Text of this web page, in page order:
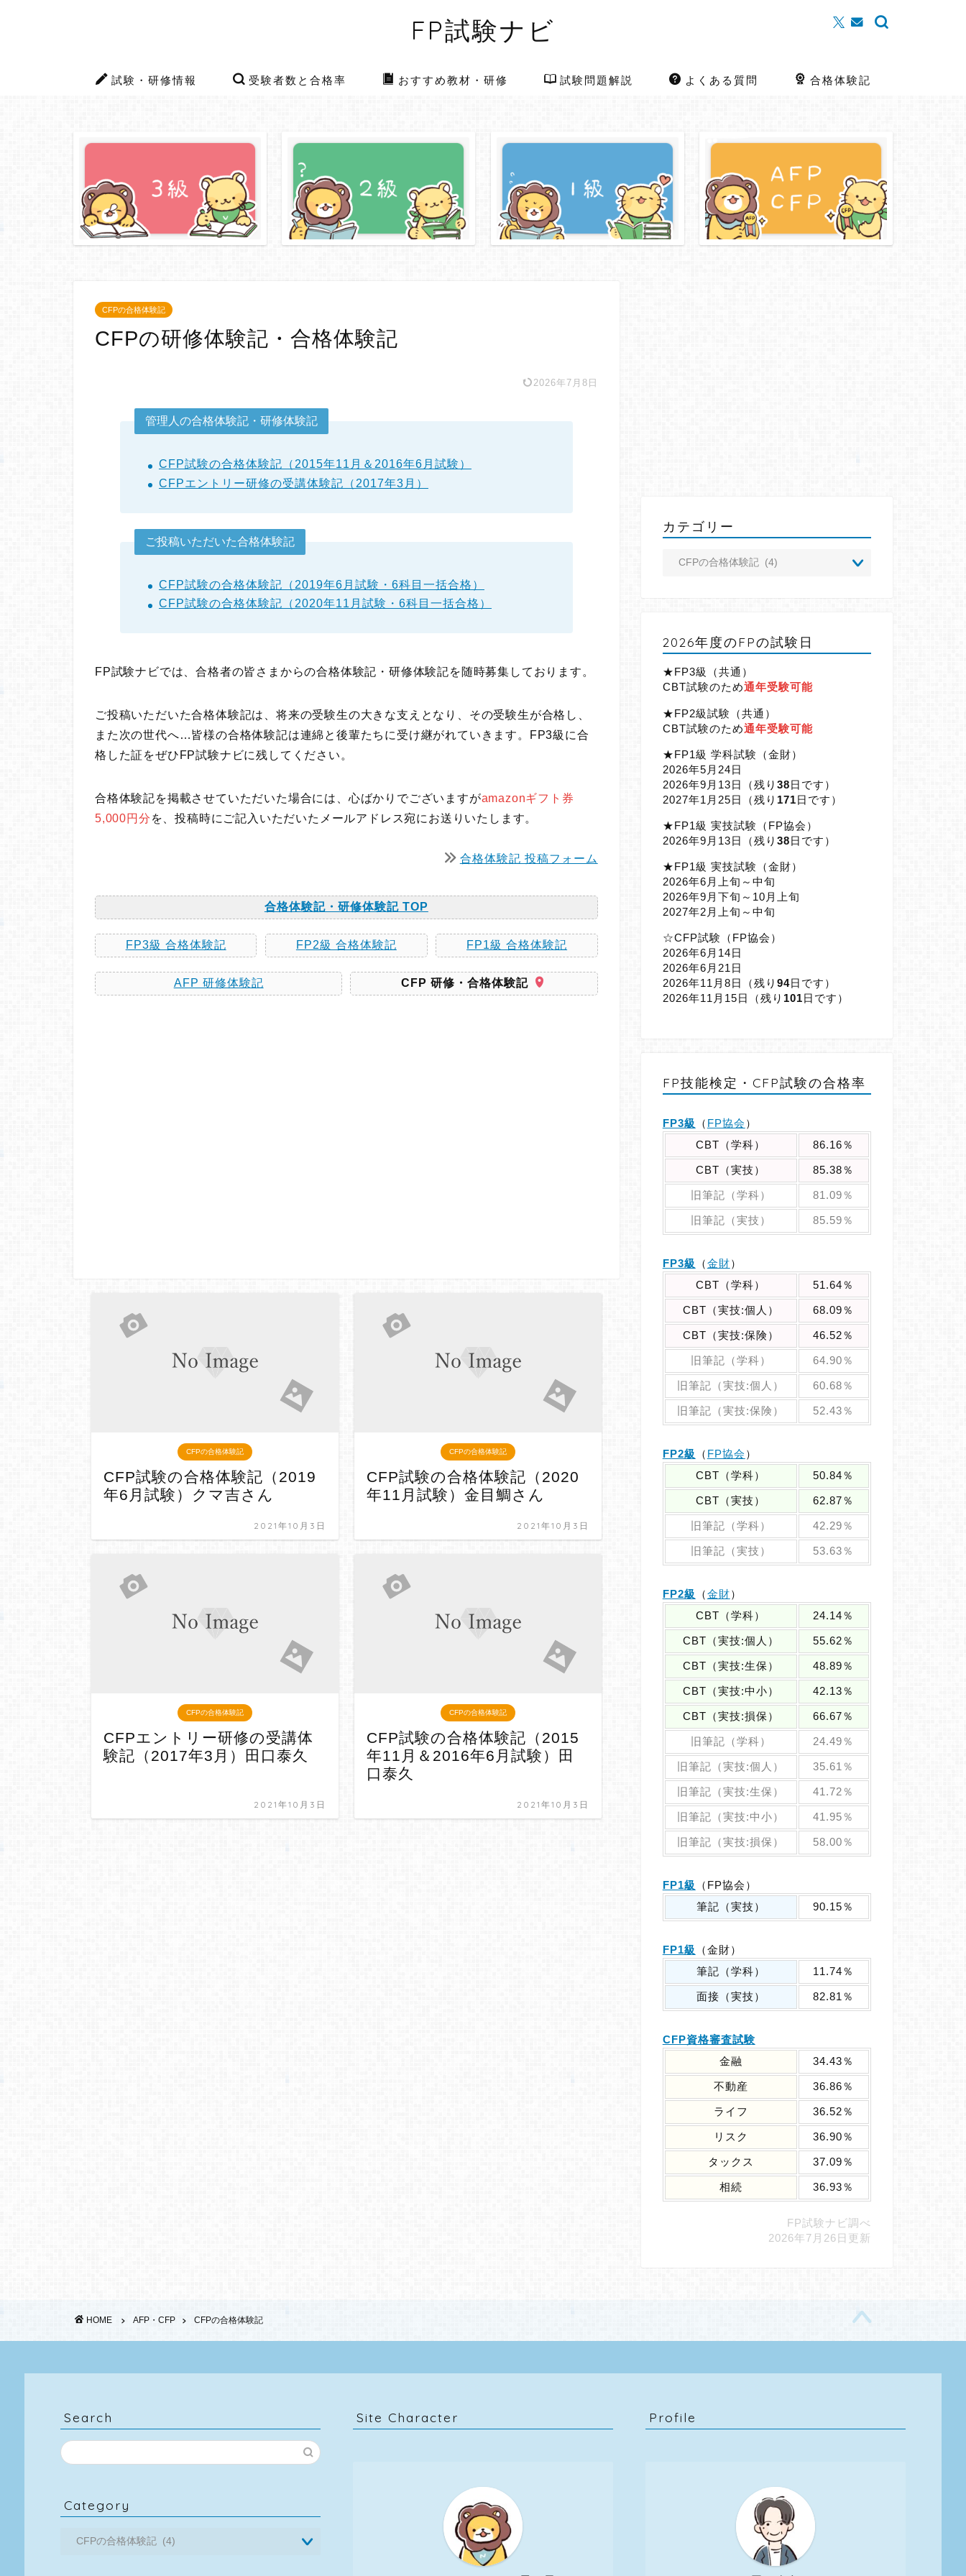
FP試験ナビ
試験・研修情報 受験者数と合格率 おすすめ教材・研修 試験問題解説 よくある質問 合格体験記
CFPの合格体験記
CFPの研修体験記・合格体験記
2026年7月8日
管理人の合格体験記・研修体験記
CFP試験の合格体験記（2015年11月＆2016年6月試験）
CFPエントリー研修の受講体験記（2017年3月）
ご投稿いただいた合格体験記
CFP試験の合格体験記（2019年6月試験・6科目一括合格）
CFP試験の合格体験記（2020年11月試験・6科目一括合格）
FP試験ナビでは、合格者の皆さまからの合格体験記・研修体験記を随時募集しております。
ご投稿いただいた合格体験記は、将来の受験生の大きな支えとなり、その受験生が合格し、
また次の世代へ…皆様の合格体験記は連綿と後輩たちに受け継がれていきます。FP3級に合
格した証をぜひFP試験ナビに残してください。
合格体験記を掲載させていただいた場合には、心ばかりでございますがamazonギフト券
5,000円分 を、投稿時にご記入いただいたメールアドレス宛にお送りいたします。
合格体験記 投稿フォーム
合格体験記・研修体験記 TOP
FP3級 合格体験記 FP2級 合格体験記 FP1級 合格体験記
AFP 研修体験記 CFP 研修・合格体験記
CFPの合格体験記
CFP試験の合格体験記（2019
年6月試験）クマ吉さん
2021年10月3日
CFPの合格体験記
CFP試験の合格体験記（2020
年11月試験）金目鯛さん
2021年10月3日
CFPの合格体験記
CFPエントリー研修の受講体
験記（2017年3月）田口泰久
2021年10月3日
CFPの合格体験記
CFP試験の合格体験記（2015
年11月＆2016年6月試験）田
口泰久
2021年10月3日
カテゴリー
2026年度のFPの試験日
★FP3級（共通）
CBT試験のため通年受験可能
★FP2級試験（共通）
CBT試験のため通年受験可能
★FP1級 学科試験（金財）
2026年5月24日
2026年9月13日（残り 38日です）
2027年1月25日（残り 171日です）
★FP1級 実技試験（FP協会）
2026年9月13日（残り 38日です）
★FP1級 実技試験（金財）
2026年6月上旬～中旬
2026年9月下旬～10月上旬
2027年2月上旬～中旬
☆CFP試験（FP協会）
2026年6月14日
2026年6月21日
2026年11月8日（残り 94日です）
2026年11月15日（残り 101日です）
FP技能検定・CFP試験の合格率
FP3級 （ FP協会 ）
CBT（学科）
86.16％
CBT（実技） 85.38％
旧筆記（学科） 81.09％
旧筆記（実技） 85.59％
FP3級 （金財）
CBT（学科）
51.64％
CBT（実技:個人） 68.09％
CBT（実技:保険） 46.52％
旧筆記（学科） 64.90％
旧筆記（実技:個人） 60.68％
旧筆記（実技:保険） 52.43％
FP2級 （ FP協会 ）
CBT（学科）
50.84％
CBT（実技） 62.87％
旧筆記（学科） 42.29％
旧筆記（実技） 53.63％
FP2級 （金財）
CBT（学科）
24.14％
CBT（実技:個人） 55.62％
CBT（実技:生保） 48.89％
CBT（実技:中小） 42.13％
CBT（実技:損保） 66.67％
旧筆記（学科） 24.49％
旧筆記（実技:個人） 35.61％
旧筆記（実技:生保） 41.72％
旧筆記（実技:中小） 41.95％
旧筆記（実技:損保） 58.00％
FP1級
（FP協会）
筆記（実技）
90.15％
FP1級
（金財）
筆記（学科）
11.74％
面接（実技） 82.81％
CFP資格審査試験
金融
34.43％
不動産 36.86％
ライフ 36.52％
リスク 36.90％
タックス 37.09％
相続 36.93％
FP試験ナビ調べ
2026年7月26日更新
HOME AFP・CFP CFPの合格体験記
Search
Category
Site Character Profile